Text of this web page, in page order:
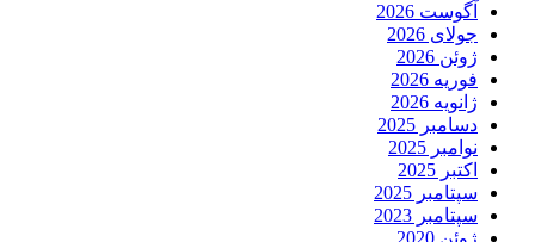
آگوست 2026
جولای 2026
ژوئن 2026
فوریه 2026
ژانویه 2026
دسامبر 2025
نوامبر 2025
اکتبر 2025
سپتامبر 2025
سپتامبر 2023
ژوئن 2020